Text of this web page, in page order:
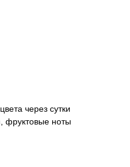
через сутки
фруктовые ноты